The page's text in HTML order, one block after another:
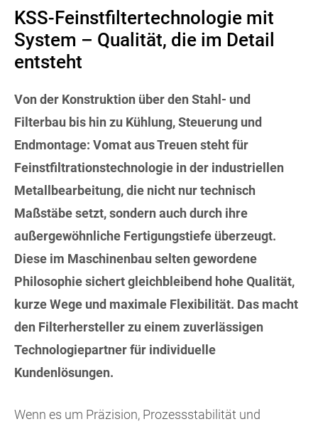
KSS-Feinstfiltertechnologie mit
System – Qualität, die im Detail
entsteht
Von der Konstruktion über den Stahl- und
Filterbau bis hin zu Kühlung, Steuerung und
Endmontage: Vomat aus Treuen steht für
Feinstfiltrationstechnologie in der industriellen
Metallbearbeitung, die nicht nur technisch
Maßstäbe setzt, sondern auch durch ihre
außergewöhnliche Fertigungstiefe überzeugt.
Diese im Maschinenbau selten gewordene
Philosophie sichert gleichbleibend hohe Qualität,
kurze Wege und maximale Flexibilität. Das macht
den Filterhersteller zu einem zuverlässigen
Technologiepartner für individuelle
Kundenlösungen.
Wenn es um Präzision, Prozessstabilität und